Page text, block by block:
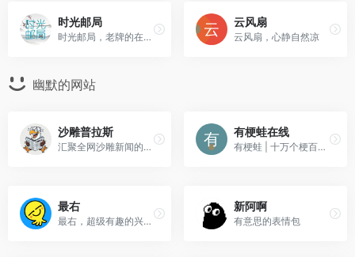
时光邮局
时光邮局，老牌的在线邮件存储平台，运行已有10年之久，给未来写封信
云风扇
云风扇，心静自然凉
幽默的网站
沙雕普拉斯
汇聚全网沙雕新闻的网站
有梗蛙在线
有梗蛙 | 十万个梗百科，网络流行语知识库
最右
最右，超级有趣的兴趣社区搞笑摸鱼发源地
新阿啊
有意思的表情包